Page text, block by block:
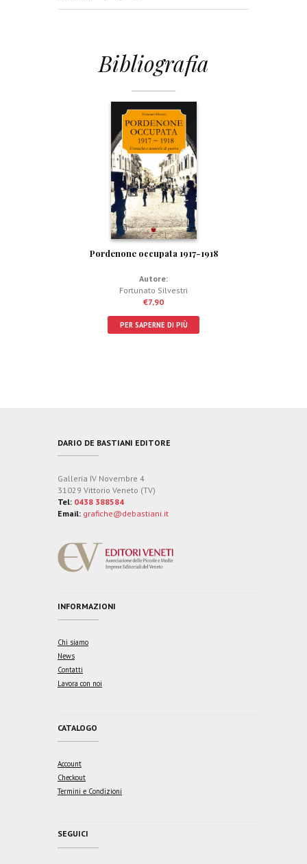
Bibliografia
Pordenone occupata 1917-1918
Autore:
Fortunato Silvestri
€7,90
PER SAPERNE DI PIÙ
DARIO DE BASTIANI EDITORE
Galleria IV Novembre 4
31029 Vittorio Veneto (TV)
Tel: 0438 388584
Email: grafiche@debastiani.it
INFORMAZIONI
Chi siamo
News
Contatti
Lavora con noi
CATALOGO
Account
Checkout
Termini e Condizioni
SEGUICI